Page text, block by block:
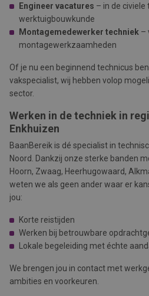
Engineer vacatures – in de
werktuigbouwkunde
Montagemedewerker techniek –
montagewerkzaamheden
Of je nu een beginnend technicus
vakspecialist, wij hebben volop
sector.
Werken in de techniek in
Enkhuizen
BaanBereik is dé specialist in
Noord. Dankzij onze sterke banden
Hoorn, Zwaag, Heerhugowaard,
weten we als geen ander waar er
jou:
Korte reistijden
Werken bij betrouwbare
Lokale begeleiding met échte
We brengen jou in contact met
ambities en voorkeuren.